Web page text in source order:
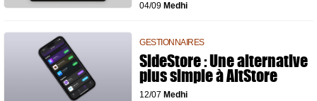
04/09 Medhi
GESTIONNAIRES
SideStore : Une alternative
plus simple à AltStore
12/07 Medhi